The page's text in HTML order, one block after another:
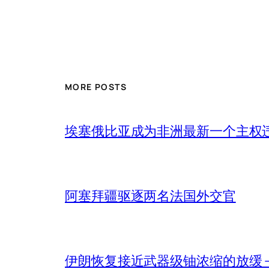
MORE POSTS
埃塞俄比亚成为非洲最新一个主权
阿塞拜疆驱逐两名法国外交官
伊朗恢复接近武器级铀浓缩的放缓